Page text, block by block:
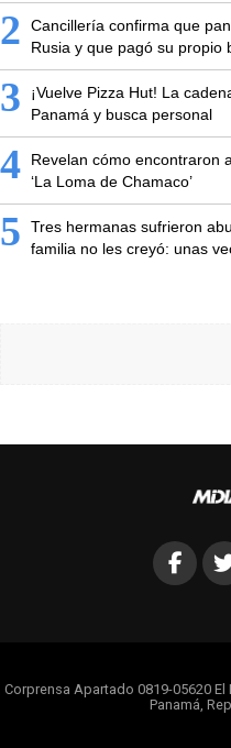
2
Cancillería confirma que
Rusia y que pagó su propio
3
¡Vuelve Pizza Hut! La
Panamá y busca personal
4
Revelan cómo encontraron
‘La Loma de Chamaco’
5
Tres hermanas sufrieron
familia no les creyó: unas
Corprensa Apartado 0819-05620
Panamá,